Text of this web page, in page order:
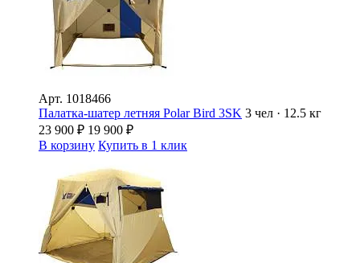
Арт. 1018466
Палатка-шатер летняя Polar Bird 3SK 3 чел · 12.5 кг
23 900 ₽ 19 900 ₽
В корзину Купить в 1 клик